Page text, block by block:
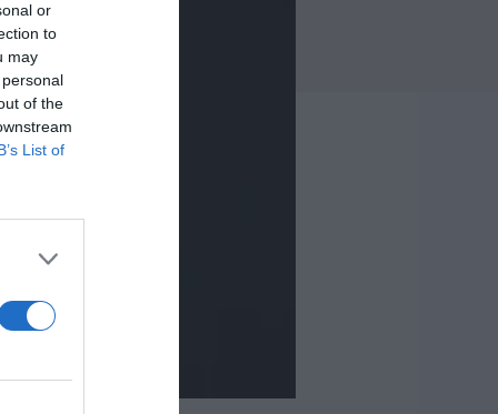
or
to
may
of the
List of